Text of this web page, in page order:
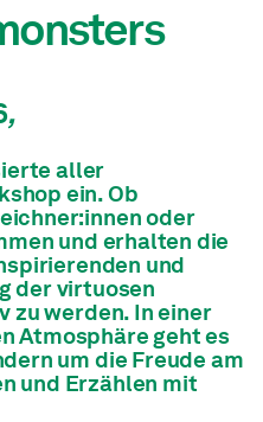
,
aller
ein. Ob
oder
und erhalten die
und
der virtuosen
zu werden. In einer
Atmosphäre geht es
um die Freude am
und Erzählen mit